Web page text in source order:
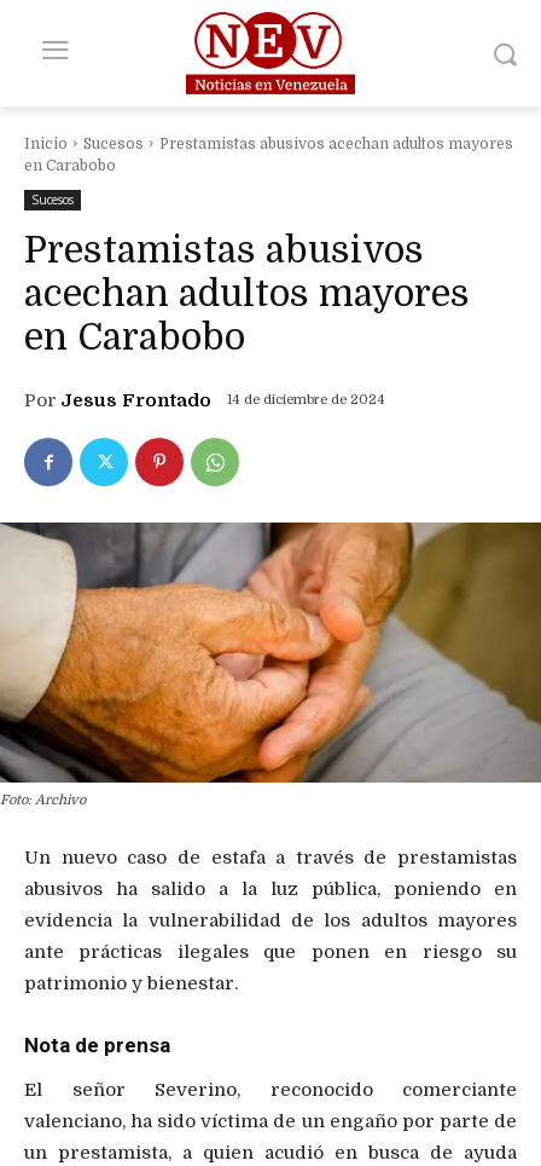
Inicio Sucesos
Prestamistas abusivos acechan adultos mayores
en Carabobo
Sucesos
Prestamistas abusivos
acechan adultos mayores
en Carabobo
Por Jesus Frontado 14 de diciembre de 2024
Foto: Archivo
Un nuevo caso de estafa a través de prestamistas
abusivos ha salido a la luz pública, poniendo en
evidencia la vulnerabilidad de los adultos mayores
ante prácticas ilegales que ponen en riesgo su
patrimonio y bienestar.
Nota de prensa
El señor Severino, reconocido comerciante
valenciano, ha sido víctima de un engaño por parte de
un prestamista, a quien acudió en busca de ayuda